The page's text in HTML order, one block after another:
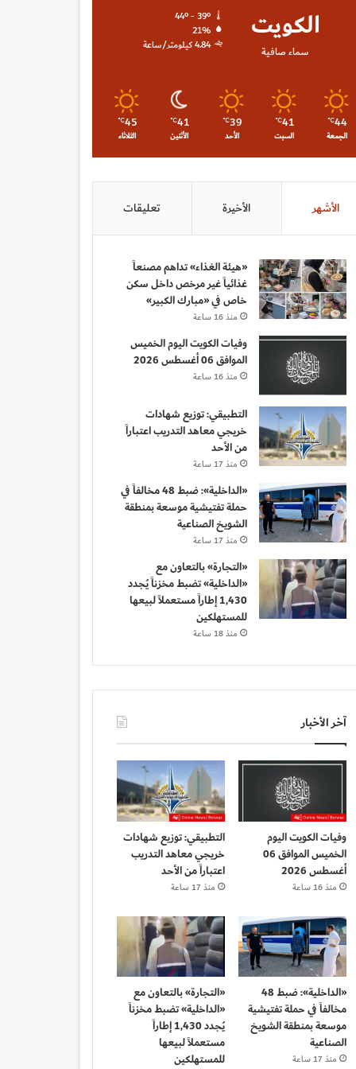
الكويت
سماء صافية
44º - 39º
21%
4.84 كيلومتر/ساعة
44
℃
الجمعة
41
℃
السبت
39
℃
الأحد
41
℃
الأثنين
45
℃
الثلاثاء
الأشهر الأخيرة تعليقات
«هيئة الغذاء» تداهم مصنعاً
غذائياً غير مرخص داخل سكن
خاص في «مبارك الكبير»
منذ 16 ساعة
وفيات الكويت اليوم الخميس
الموافق 06 أغسطس 2026
منذ 16 ساعة
التطبيقي: توزيع شهادات
خريجي معاهد التدريب اعتباراً
من الأحد
منذ 17 ساعة
«الداخلية»: ضبط 48 مخالفاً في
حملة تفتيشية موسعة بمنطقة
الشويخ الصناعية
منذ 17 ساعة
«التجارة» بالتعاون مع
«الداخلية» تضبط مخزناً يُجدد
1,430 إطاراً مستعملاً لبيعها
للمستهلكين
منذ 18 ساعة
آخر الأخبار
وفيات الكويت اليوم
الخميس الموافق 06
أغسطس 2026
منذ 16 ساعة
التطبيقي: توزيع شهادات
خريجي معاهد التدريب
اعتباراً من الأحد
منذ 17 ساعة
«الداخلية»: ضبط 48
مخالفاً في حملة تفتيشية
موسعة بمنطقة الشويخ
الصناعية
منذ 17 ساعة
«التجارة» بالتعاون مع
«الداخلية» تضبط مخزناً
يُجدد 1,430 إطاراً
مستعملاً لبيعها
للمستهلكين